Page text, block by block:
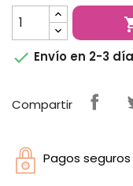
 Envío en 2-3
Compartir
Pagos